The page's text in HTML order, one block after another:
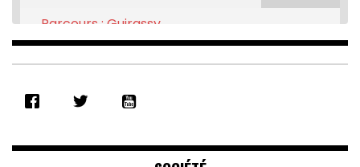
RSS FEED
EMBED
Parcours : Guirassy
Feb 16, 2021 • 28:08